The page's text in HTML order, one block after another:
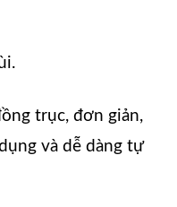
trục, đơn giản,
và dễ dàng tự